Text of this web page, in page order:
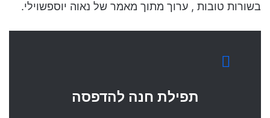
בשורות טובות , ערוך מתוך מאמר של נאוה יוספשוילי.
תפילת חנה להדפסה